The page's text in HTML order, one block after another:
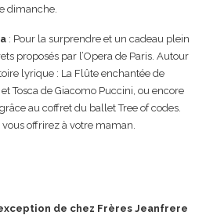
dimanche.
: Pour la surprendre et un cadeau plein
proposés par l’Opera de Paris. Autour
lyrique : La Flûte enchantée de
Tosca de Giacomo Puccini, ou encore
au coffret du ballet Tree of codes.
offrirez à votre maman.
de chez Frères Jeanfrere